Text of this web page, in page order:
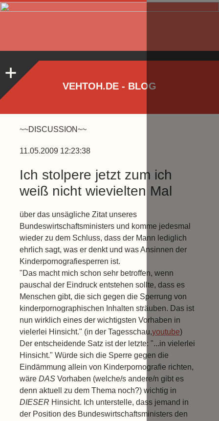
VEHTOH.DE - BLOG
~~DISCUSSION~~
11.05.2009 12:23:38
Ich stolpere jetzt zum ich
weiß nicht wievielten Mal
über das unsägliche Zitat unseres
Bundeswirtschaftsministers und komme jedesmal
wieder zu dem Schluss, dass der Mann lediglich
ehrlich sagt, was er denkt und was Ansinnen der
Kinderpornografiesperren ist.
"Das macht mich schon sehr betroffen, wenn
pauschal der Eindruck entstehen sollte, dass es
Menschen gibt, die sich gegen die Sperrung von
kinderpornographischen Inhalten sträuben. Das ist
nun wirklich eines der wichtigsten Vorhaben in
vielerlei Hinsicht." (in der Tagesschau,youtube)
Der entscheidende Satz ist der letzte: "...in vielerlei
Hinsicht." Würde sich die Sperre gegen die
Eindämmung allein von Kinderpornografie richten,
wäre DAS Vorhaben (welche/s andere/n gibt es
denn aktuell zu dem Thema noch?) wichtig in
DIESER Hinsicht. Ich unterstelle, dass jemand in
der Position des Bundeswirtschaftsministers den